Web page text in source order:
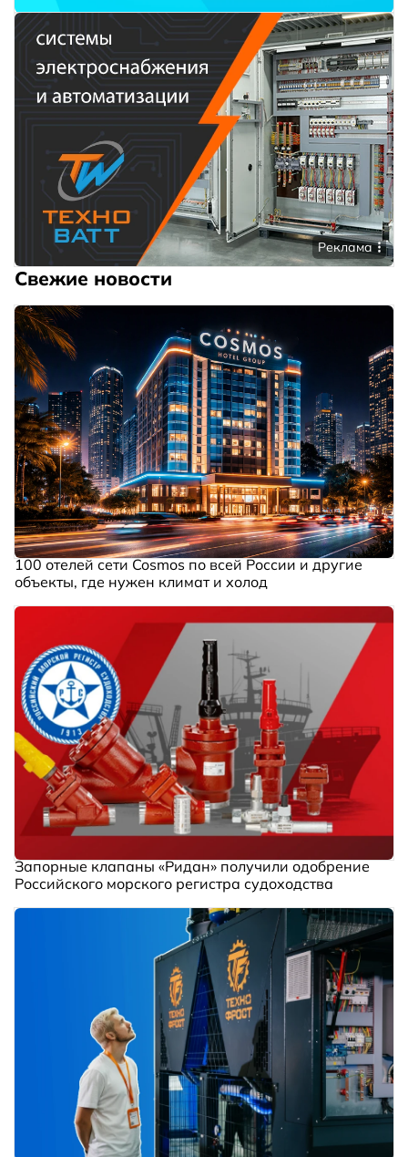
Реклама
Свежие новости
100 отелей сети Cosmos по всей России и другие
объекты, где нужен климат и холод
Запорные клапаны «Ридан» получили одобрение
Российского морского регистра судоходства